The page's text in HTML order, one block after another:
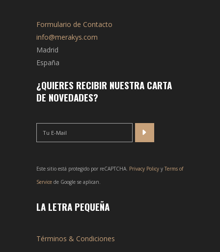
Formulario de Contacto
info@merakys.com
Madrid
España
¿QUIERES RECIBIR NUESTRA CARTA
DE NOVEDADES?
Este sitio está protegido por reCAPTCHA. Privacy Policy y Terms of
Service de Google se aplican.
LA LETRA PEQUEÑA
Términos & Condiciones